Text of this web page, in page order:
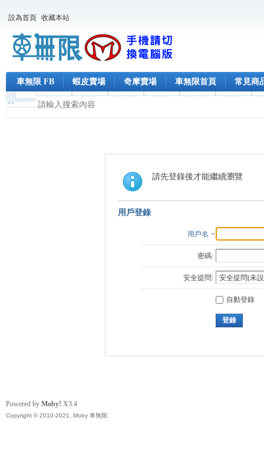
設為首頁 收藏本站
車無限 FB 蝦皮賣場 奇摩賣場 車無限首頁 常見商
請先登錄後才能繼續瀏覽
用戶登錄
用戶名
密碼:
安全提問:
自動登錄
登錄
Powered by Moby! X3.4
Copyright © 2010-2021, Moby 車無限.